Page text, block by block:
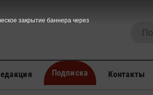
Подписка Контакты
закрытие баннера через